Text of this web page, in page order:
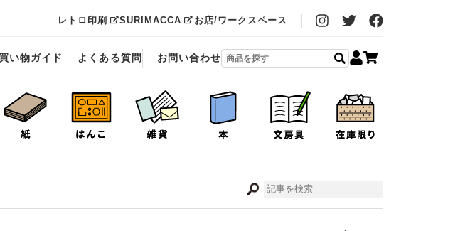
レトロ印刷 SURIMACCA お店/ワークスペース
い物ガイド よくある質問 お問い合わせ